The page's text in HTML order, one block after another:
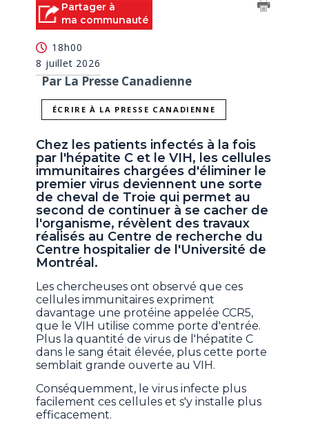
Partager à
ma communauté
18h00
8 juillet 2026
Par La Presse Canadienne
ÉCRIRE À LA PRESSE CANADIENNE
Chez les patients infectés à la fois
par l'hépatite C et le VIH, les cellules
immunitaires chargées d'éliminer le
premier virus deviennent une sorte
de cheval de Troie qui permet au
second de continuer à se cacher de
l'organisme, révèlent des travaux
réalisés au Centre de recherche du
Centre hospitalier de l'Université de
Montréal.
Les chercheuses ont observé que ces
cellules immunitaires expriment
davantage une protéine appelée CCR5,
que le VIH utilise comme porte d'entrée.
Plus la quantité de virus de l'hépatite C
dans le sang était élevée, plus cette porte
semblait grande ouverte au VIH.
Conséquemment, le virus infecte plus
facilement ces cellules et s'y installe plus
efficacement.